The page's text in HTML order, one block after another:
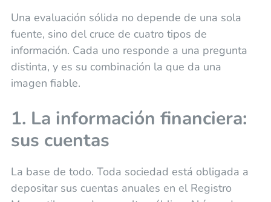
Una evaluación sólida no depende de una sola
fuente, sino del cruce de cuatro tipos de
información. Cada uno responde a una pregunta
distinta, y es su combinación la que da una
imagen fiable.
1. La información financiera:
sus cuentas
La base de todo. Toda sociedad está obligada a
depositar sus cuentas anuales en el Registro